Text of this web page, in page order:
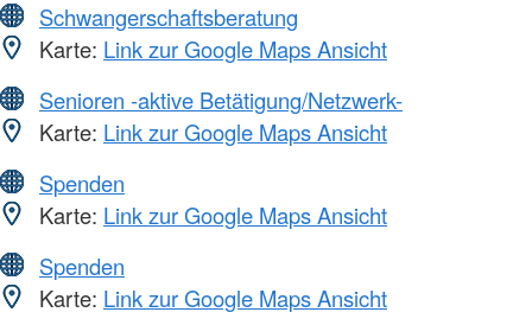
Schwangerschaftsberatung
Karte: Link zur Google Maps Ansicht
Senioren -aktive Betätigung/Netzwerk-
Karte: Link zur Google Maps Ansicht
Spenden
Karte: Link zur Google Maps Ansicht
Spenden
Karte: Link zur Google Maps Ansicht